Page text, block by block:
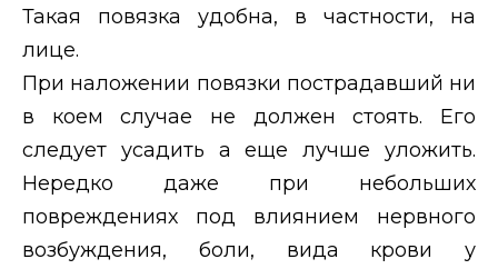
Такая повязка удобна, в частности, на
лице.
При наложении повязки пострадавший ни
в коем случае не должен стоять. Его
следует усадить а еще лучше уложить.
Нередко даже при небольших
повреждениях под влиянием нервного
возбуждения, боли, вида крови у